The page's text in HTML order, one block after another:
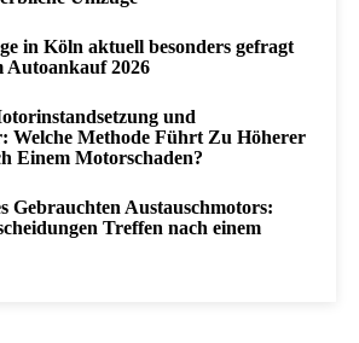
in Köln aktuell besonders gefragt
Autoankauf 2026
und
Welche Methode Führt Zu Höherer
Einem Motorschaden?
Gebrauchten Austauschmotors:
Treffen nach einem